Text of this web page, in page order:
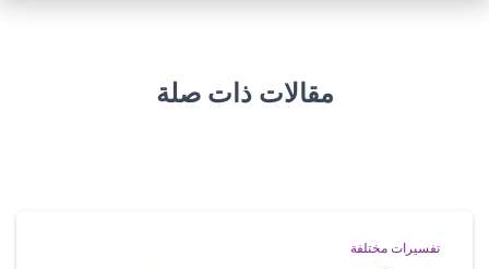
مقالات ذات صلة
تفسيرات مختلفة